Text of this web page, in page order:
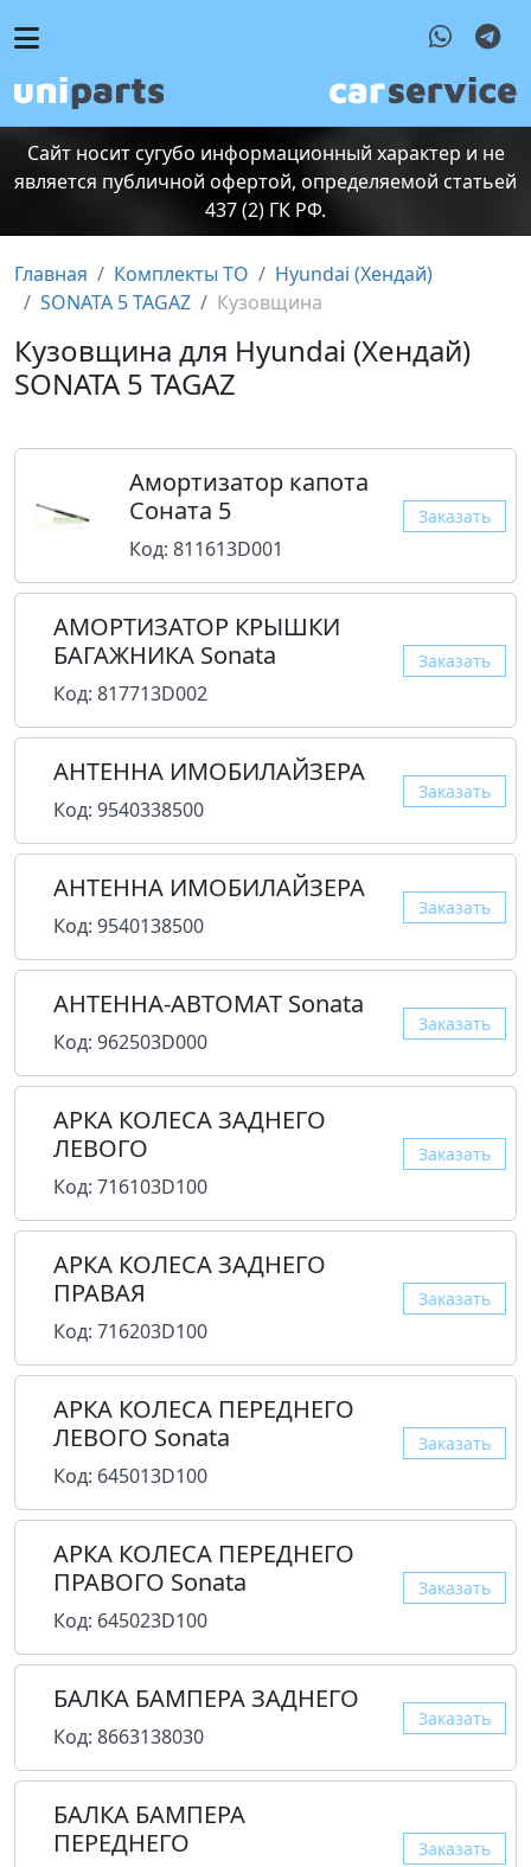
Сайт носит сугубо информационный характер и не
является публичной офертой, определяемой статьей
437 (2) ГК РФ.
Главная Комплекты ТО
Hyundai (Хендай)
SONATA 5 TAGAZ
Кузовщина
Кузовщина для Hyundai (Хендай)
SONATA 5 TAGAZ
Амортизатор капота
Соната 5
Код: 811613D001
Заказать
АМОРТИЗАТОР КРЫШКИ
БАГАЖНИКА Sonata
Код: 817713D002
Заказать
АНТЕННА ИМОБИЛАЙЗЕРА
Код: 9540338500
Заказать
АНТЕННА ИМОБИЛАЙЗЕРА
Код: 9540138500
Заказать
АНТЕННА-АВТОМАТ Sonata
Код: 962503D000
Заказать
АРКА КОЛЕСА ЗАДНЕГО
ЛЕВОГО
Код: 716103D100
Заказать
АРКА КОЛЕСА ЗАДНЕГО
ПРАВАЯ
Код: 716203D100
Заказать
АРКА КОЛЕСА ПЕРЕДНЕГО
ЛЕВОГО Sonata
Код: 645013D100
Заказать
АРКА КОЛЕСА ПЕРЕДНЕГО
ПРАВОГО Sonata
Код: 645023D100
Заказать
БАЛКА БАМПЕРА ЗАДНЕГО
Код: 8663138030
Заказать
БАЛКА БАМПЕРА
ПЕРЕДНЕГО
Заказать